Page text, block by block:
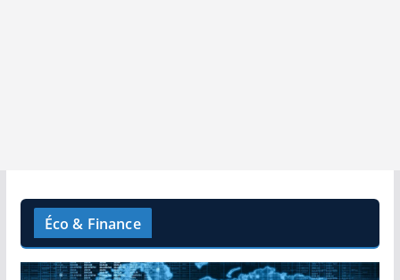
Éco & Finance